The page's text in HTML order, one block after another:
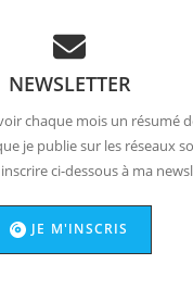
NEWSLETTER
chaque mois un résumé
je publie sur les réseaux
ci-dessous à ma
JE M'INSCRIS